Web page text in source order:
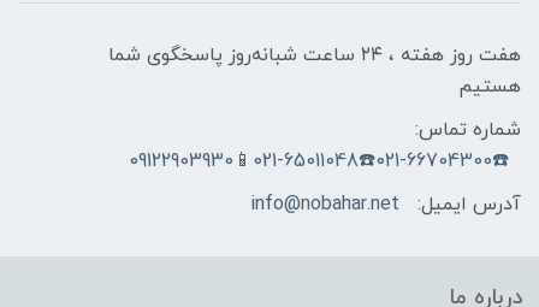
هفت روز هفته ، ۲۴ ساعت شبانه‌روز پاسخگوی شما
هستیم
شماره تماس:
☎️021-66704300☎️021-65011048📱09122903930
آدرس ایمیل:
info@nobahar.net
درباره ما